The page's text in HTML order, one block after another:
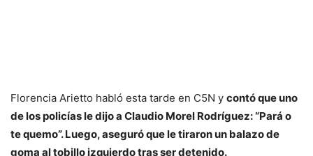
Florencia Arietto habló esta tarde en C5N y contó que uno
de los policías le dijo a Claudio Morel Rodríguez: “Pará o
te quemo”. Luego, aseguró que le tiraron un balazo de
goma al tobillo izquierdo tras ser detenido.